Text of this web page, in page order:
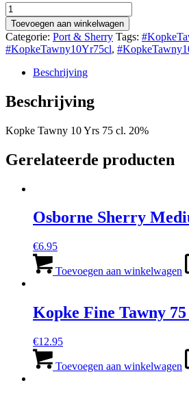
Kopke
Tawny
10
Yr
75
aantal
Toevoegen aan winkelwagen
Categorie: Port & Sherry Tags:
#KopkeTawny10Yr75cl,
Beschrijving
Beschrijving
Kopke Tawny 10 Yrs 75 cl. 20%
Gerelateerde producten
Osborne Sherry
€6.95
Toevoegen aan winkelwagen
Kopke Fine Tawny
€12.95
Toevoegen aan winkelwagen